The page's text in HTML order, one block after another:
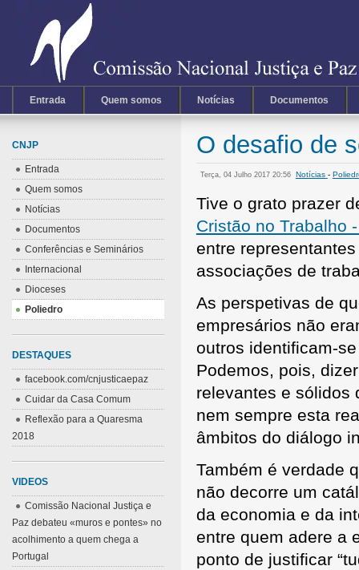
Entrada Quem somos Notícias Documentos
O desafio de
Terça, 04 Julho 2017 20:56 Notícias -
Tive o grato prazer
Cristão no Trabalho
entre
associações de
As perspetivas de
empresários não
outros identificam-
Podemos, pois,
relevantes e sólidos
nem sempre esta
âmbitos do diálogo
Também é verdade
não decorre um
da economia e da
entre quem adere a
ponto de justificar
CNJP
Entrada
Quem somos
Notícias
Documentos
Conferências e Seminários
Internacional
Dioceses
Poliedro
DESTAQUES
facebook.com/cnjusticaepaz
Cuidar da Casa Comum
Reflexão para a Quaresma
2018
VIDEOS
Comissão Nacional Justiça e
Paz debateu «muros e pontes» no
acolhimento a quem chega a
Portugal